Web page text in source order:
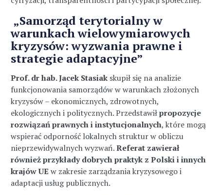
„Samorząd terytorialny w
warunkach wielowymiarowych
kryzysów: wyzwania prawne i
strategie adaptacyjne”
Prof. dr hab. Jacek Stasiak skupił się na analizie
funkcjonowania samorządów w warunkach złożonych
kryzysów – ekonomicznych, zdrowotnych,
ekologicznych i politycznych. Przedstawiłpropozycje
rozwiązań prawnych i instytucjonalnych, które mogą
wspierać odporność lokalnych struktur w obliczu
nieprzewidywalnych wyzwań.Referat zawierał
również przykłady dobrych praktyk z Polski i innych
krajów UE w zakresie zarządzania kryzysowego i
adaptacji usług publicznych.